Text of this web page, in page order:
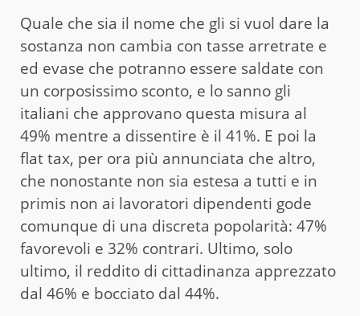
Quale che sia il nome che gli si vuol dare la
sostanza non cambia con tasse arretrate e
ed evase che potranno essere saldate con
un corposissimo sconto, e lo sanno gli
italiani che approvano questa misura al
49% mentre a dissentire è il 41%. E poi la
flat tax, per ora più annunciata che altro,
che nonostante non sia estesa a tutti e in
primis non ai lavoratori dipendenti gode
comunque di una discreta popolarità: 47%
favorevoli e 32% contrari. Ultimo, solo
ultimo, il reddito di cittadinanza apprezzato
dal 46% e bocciato dal 44%.